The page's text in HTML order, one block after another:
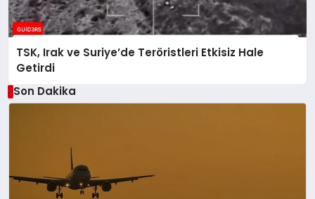
TSK, Irak ve Suriye’de Teröristleri Etkisiz Hale
Getirdi
Son Dakika